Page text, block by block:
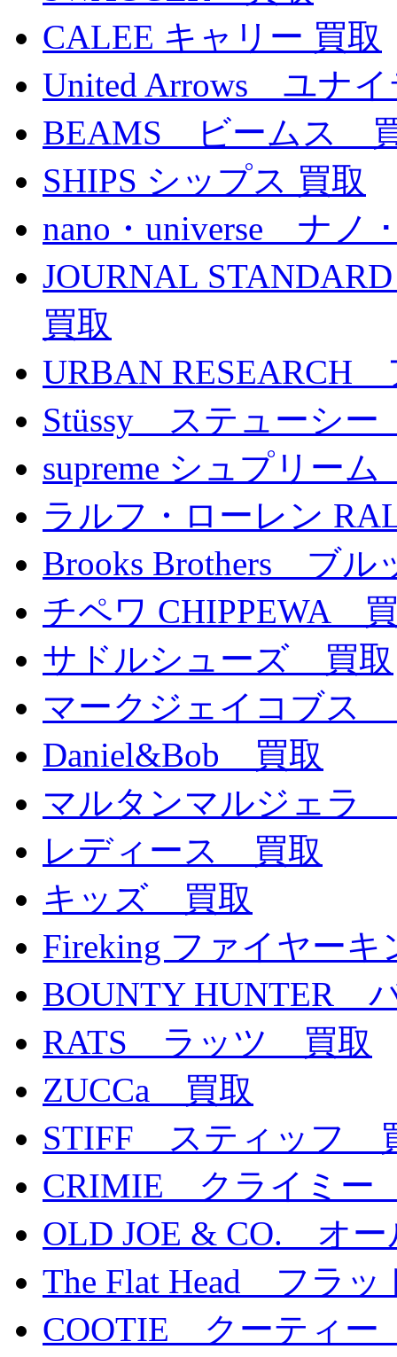
CALEE キャリー 買取
United Arrows ユナ
BEAMS ビームス
SHIPS シップス 買取
nano・universe ナノ
JOURNAL
買取
URBAN
Stüssy ステューシ
supreme シュプリー
ラルフ・ローレン
Brooks Brothers ブ
チペワ CHIPPEWA
サドルシューズ 買取
マークジェイコブス
Daniel&Bob 買取
マルタンマルジェラ
レディース 買取
キッズ 買取
Fireking ファイヤー
BOUNTY HUNTER
RATS ラッツ 買取
ZUCCa 買取
STIFF スティッフ
CRIMIE クライミ
OLD JOE & CO. オー
The Flat Head フラ
COOTIE クーティ